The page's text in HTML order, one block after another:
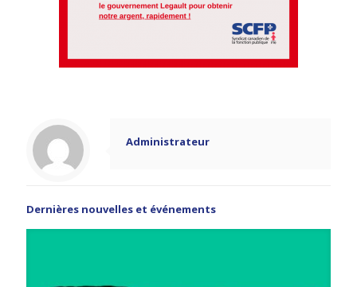
Administrateur
Dernières nouvelles et événements